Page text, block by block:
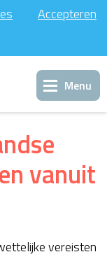
Menu
vanuit
vereisten
Accepteren